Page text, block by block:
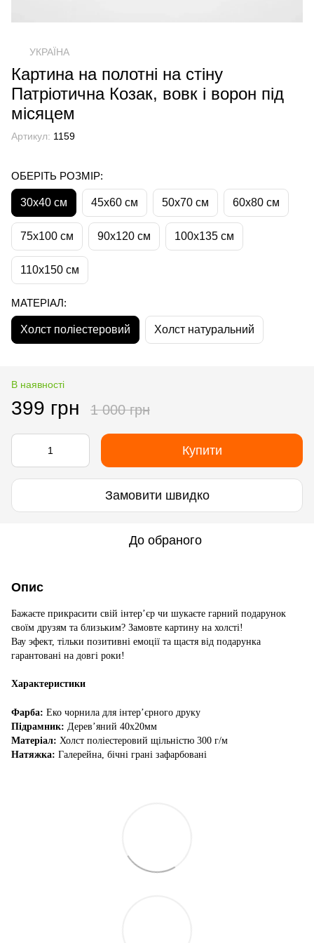
УКРАЇНА
Картина на полотні на стіну
Патріотична Козак, вовк і ворон під
місяцем
Артикул: 1159
ОБЕРІТЬ РОЗМІР:
30х40 см 45х60 см 50х70 см 60х80 см
75х100 см 90х120 см 100х135 см
110х150 см
МАТЕРІАЛ:
Холст поліестеровий Холст натуральний
В наявності
399 грн 1 000 грн
Купити
Замовити швидко
До обраного
Опис
Бажаєте прикрасити свій інтер’єр чи шукаєте гарний подарунок
своїм друзям та близьким? Замовте картину на холсті!
Вау эфект, тільки позитивні емоції та щастя від подарунка
гарантовані на довгі роки!
Характеристики
Фарба: Еко чорнила для інтер’єрного друку
Підрамник: Дерев’яний 40х20мм
Матеріал: Холст поліестеровий щільністю 300 г/м
Натяжка: Галерейна, бічні грані зафарбовані